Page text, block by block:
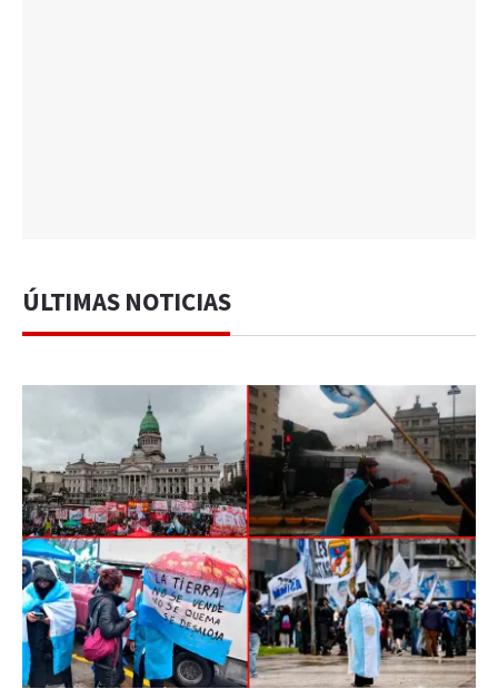
ÚLTIMAS NOTICIAS